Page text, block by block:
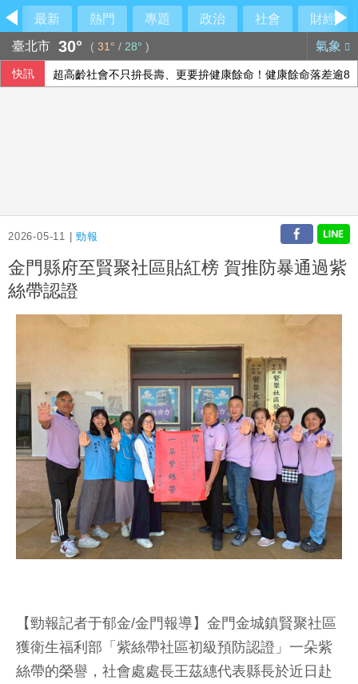
最新 熱門 專題 政治 社會
財經
臺北市 30° ( 31° / 28° ) 氣象
快訊 超高齡社會不只拚長壽、更要拚健康餘命！健康餘命落差逾8
2026-05-11 |勁報
金門縣府至賢聚社區貼紅榜 賀推防暴通過紫
絲帶認證
【勁報記者于郁金/金門報導】金門金城鎮賢聚社區
獲衛生福利部「紫絲帶社區初級預防認證」一朵紫
絲帶的榮譽，社會處處長王茲繐代表縣長於近日赴